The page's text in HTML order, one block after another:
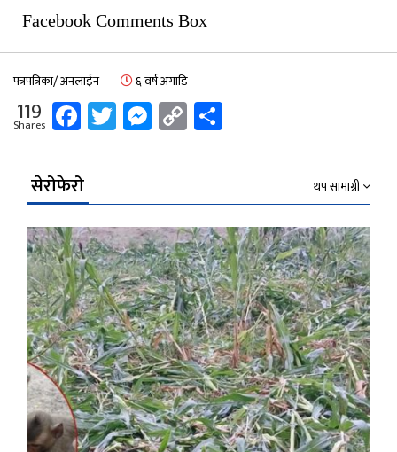
Facebook Comments Box
पत्रपत्रिका/ अनलाईन ६ वर्ष अगाडि
119
Shares Facebook
Twitter
Messenger
Copy
Link
सेरोफेरो थप सामाग्री